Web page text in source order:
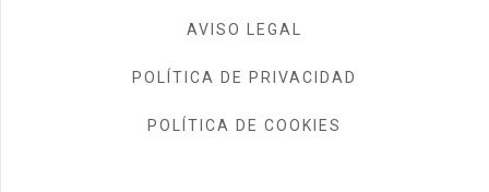
AVISO LEGAL
POLÍTICA DE PRIVACIDAD
POLÍTICA DE COOKIES